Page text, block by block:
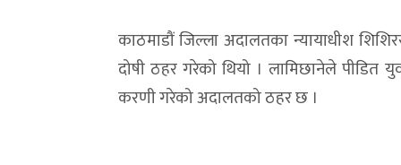
काठमाडौं जिल्ला अदालतका न्यायाधीश
दोषी ठहर गरेको थियो । लामिछानेले
करणी गरेको अदालतको ठहर छ ।